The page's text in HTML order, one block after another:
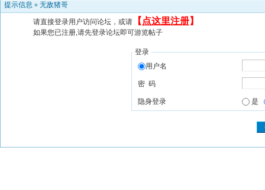
提示信息 » 无敌猪哥
请直接登录用户访问论坛，或请 【 点这里注册】
如果您已注册,请先登录论坛即可游览帖子
登录
用户名
密 码
隐身登录 是